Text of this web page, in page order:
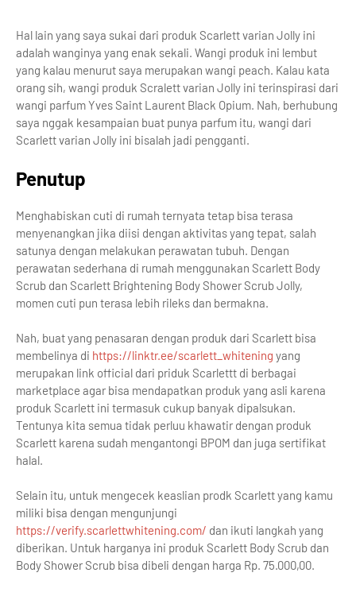
Hal lain yang saya sukai dari produk Scarlett varian Jolly ini
adalah wanginya yang enak sekali. Wangi produk ini lembut
yang kalau menurut saya merupakan wangi peach. Kalau kata
orang sih, wangi produk Scralett varian Jolly ini terinspirasi dari
wangi parfum Yves Saint Laurent Black Opium. Nah, berhubung
saya nggak kesampaian buat punya parfum itu, wangi dari
Scarlett varian Jolly ini bisalah jadi pengganti.
Penutup
Menghabiskan cuti di rumah ternyata tetap bisa terasa
menyenangkan jika diisi dengan aktivitas yang tepat, salah
satunya dengan melakukan perawatan tubuh. Dengan
perawatan sederhana di rumah menggunakan Scarlett Body
Scrub dan Scarlett Brightening Body Shower Scrub Jolly,
momen cuti pun terasa lebih rileks dan bermakna.
Nah, buat yang penasaran dengan produk dari Scarlett bisa
membelinya di https://linktr.ee/scarlett_whitening yang
merupakan link official dari priduk Scarlettt di berbagai
marketplace agar bisa mendapatkan produk yang asli karena
produk Scarlett ini termasuk cukup banyak dipalsukan.
Tentunya kita semua tidak perluu khawatir dengan produk
Scarlett karena sudah mengantongi BPOM dan juga sertifikat
halal.
Selain itu, untuk mengecek keaslian prodk Scarlett yang kamu
miliki bisa dengan mengunjungi
https://verify.scarlettwhitening.com/ dan ikuti langkah yang
diberikan. Untuk harganya ini produk Scarlett Body Scrub dan
Body Shower Scrub bisa dibeli dengan harga Rp. 75.000,00.